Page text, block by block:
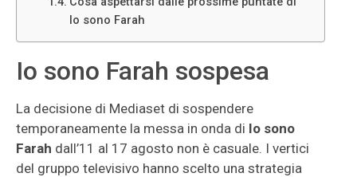
Io sono Farah
Io sono Farah sospesa
La decisione di Mediaset di sospendere
temporaneamente la messa in onda di Io sono
Farah dall’11 al 17 agosto non è casuale. I vertici
del gruppo televisivo hanno scelto una strategia